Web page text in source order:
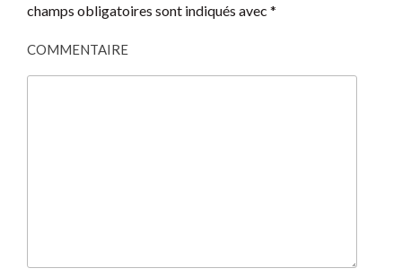
champs obligatoires sont indiqués avec *
COMMENTAIRE